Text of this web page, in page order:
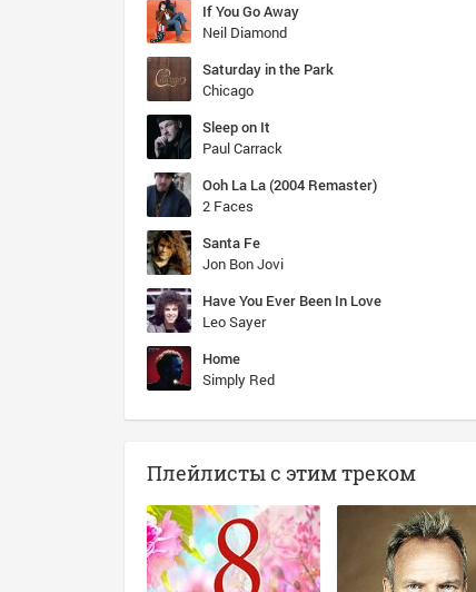
If You Go Away
Neil Diamond
Saturday in the Park
Chicago
Sleep on It
Paul Carrack
Ooh La La (2004 Remaster)
2 Faces
Santa Fe
Jon Bon Jovi
Have You Ever Been In Love
Leo Sayer
Home
Simply Red
Плейлисты с этим треком